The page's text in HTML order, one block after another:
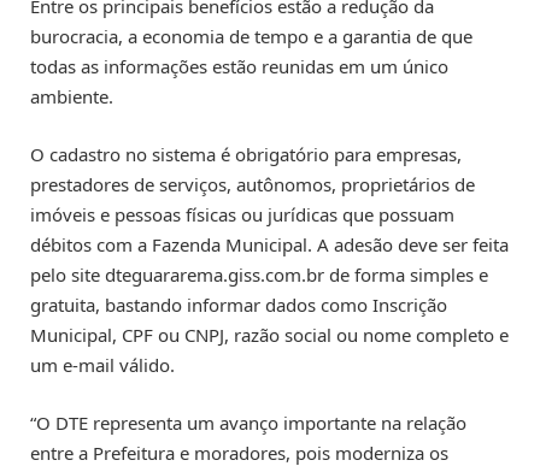
Entre os principais benefícios estão a redução da
burocracia, a economia de tempo e a garantia de que
todas as informações estão reunidas em um único
ambiente.
O cadastro no sistema é obrigatório para empresas,
prestadores de serviços, autônomos, proprietários de
imóveis e pessoas físicas ou jurídicas que possuam
débitos com a Fazenda Municipal. A adesão deve ser feita
pelo site dteguararema.giss.com.br de forma simples e
gratuita, bastando informar dados como Inscrição
Municipal, CPF ou CNPJ, razão social ou nome completo e
um e-mail válido.
“O DTE representa um avanço importante na relação
entre a Prefeitura e moradores, pois moderniza os